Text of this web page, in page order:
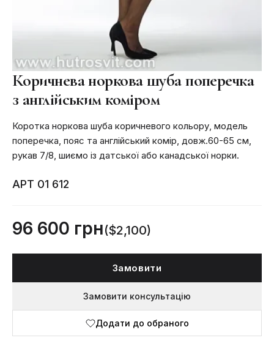
Коричнева норкова шуба поперечка
з англійським коміром
Коротка норкова шуба коричневого кольору, модель
поперечка, пояс та англійський комір, довж.60-65 см,
рукав 7/8, шиємо із датської або канадської норки.
АРТ 01 612
96 600 грн($2,100)
Замовити
Замовити консультацію
Додати до обраного